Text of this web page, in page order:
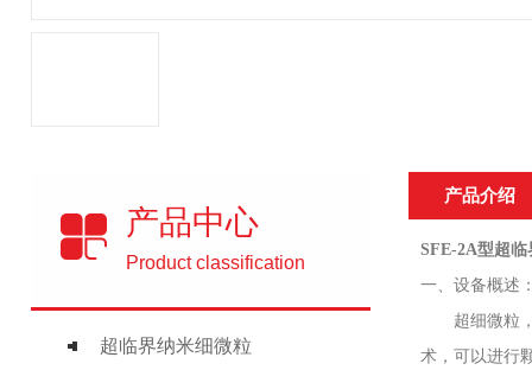
产品中心
Product classification
超临界纳米细微粒
产品介绍
SFE-2A型超临
一、 设备概述
超细微粒
术，可以进行